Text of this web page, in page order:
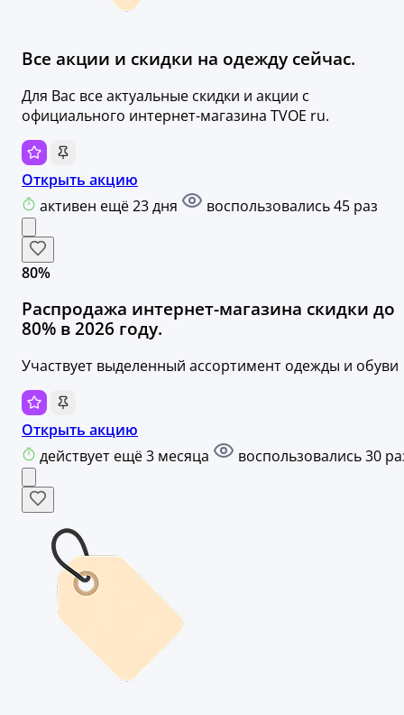
Все акции и скидки на одежду сейчас.
Для Вас все актуальные скидки и акции с
официального интернет-магазина TVOE ru.
Открыть акцию
активен ещё 23 дня
воспользовались 45 раз
80%
Распродажа интернет-магазина скидки до
80% в 2026 году.
Участвует выделенный ассортимент одежды и обуви
Открыть акцию
действует ещё 3 месяца
воспользовались 30